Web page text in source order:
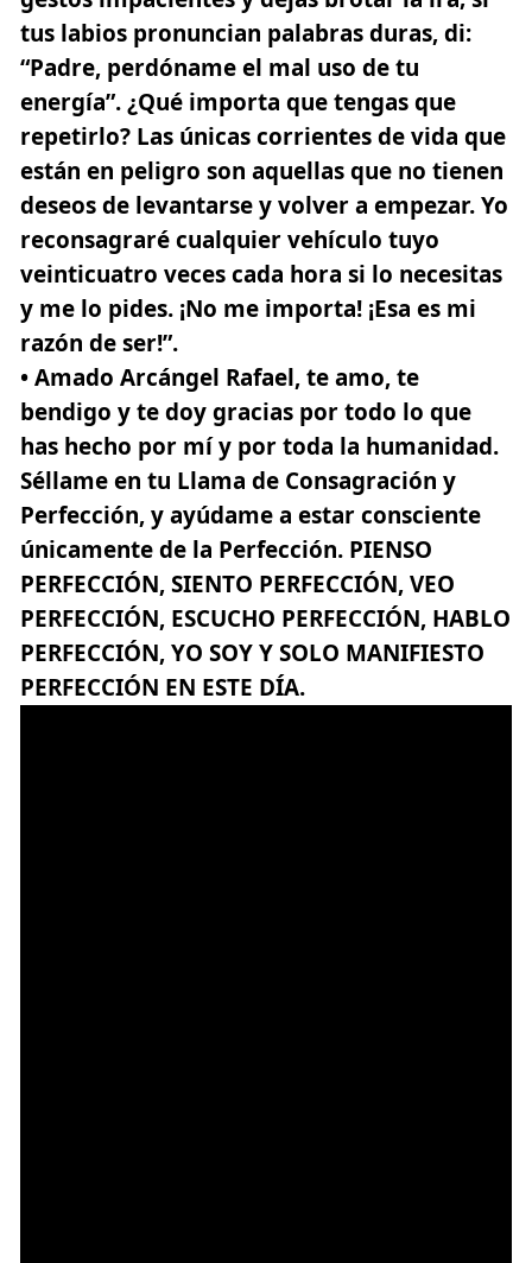
tus labios pronuncian palabras duras, di:
“Padre, perdóname el mal uso de tu
energía”. ¿Qué importa que tengas que
repetirlo? Las únicas corrientes de vida que
están en peligro son aquellas que no tienen
deseos de levantarse y volver a empezar. Yo
reconsagraré cualquier vehículo tuyo
veinticuatro veces cada hora si lo necesitas
y me lo pides. ¡No me importa! ¡Esa es mi
razón de ser!”.
• Amado Arcángel Rafael, te amo, te
bendigo y te doy gracias por todo lo que
has hecho por mí y por toda la humanidad.
Séllame en tu Llama de Consagración y
Perfección, y ayúdame a estar consciente
únicamente de la Perfección. PIENSO
PERFECCIÓN, SIENTO PERFECCIÓN, VEO
PERFECCIÓN, ESCUCHO PERFECCIÓN, HABLO
PERFECCIÓN, YO SOY Y SOLO MANIFIESTO
PERFECCIÓN EN ESTE DÍA.